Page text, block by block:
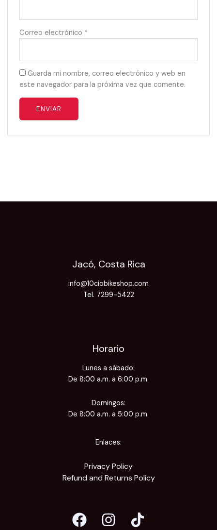
Correo electrónico *
Guarda mi nombre, correo electrónico y web en
este navegador para la próxima vez que comente.
Jacó, Costa Rica
info@10ciobikeshop.com
Tel. 7299-5422
Horario
Lunes a sábado:
De 8:00 a.m. a 6:00 p.m.
Domingos:
De 8:00 a.m. a 5:00 p.m.
Enlaces:
Privacy Policy
Refund and Returns Policy